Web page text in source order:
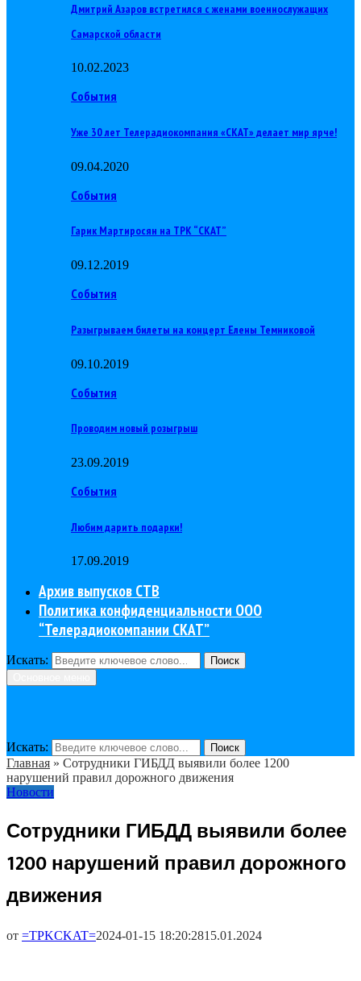
Дмитрий Азаров встретился с женами военнослужащих
Самарской области
10.02.2023
События
Уже 30 лет Телерадиокомпания «СКАТ» делает мир ярче!
09.04.2020
События
Гарик Мартиросян на ТРК “СКАТ”
09.12.2019
События
Разыгрываем билеты на концерт Елены Темниковой
09.10.2019
События
Проводим новый розыгрыш
23.09.2019
События
Любим дарить подарки!
17.09.2019
Архив выпусков СТВ
Политика конфиденциальности ООО
“Телерадиокомпании СКАТ”
Искать:
Поиск
Искать: Поиск
Главная » Сотрудники ГИБДД выявили более 1200
нарушений правил дорожного движения
Новости
Сотрудники ГИБДД выявили более
1200 нарушений правил дорожного
движения
от =TPKCKAT=2024-01-15 18:20:2815.01.2024